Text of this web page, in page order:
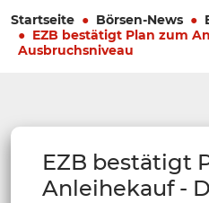
Startseite Börsen-News
EZB bestätigt Plan zum
Ausbruchsniveau
EZB bestätigt
Anleihekauf -